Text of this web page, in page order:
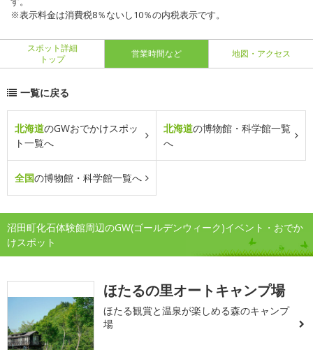
※表示料金は消費税8％ないし10％の内税表示です。
スポット詳細
トップ
営業時間など 地図・アクセス
一覧に戻る
北海道のGWおでかけスポッ
ト一覧へ
北海道の博物館・科学館一覧
へ
全国の博物館・科学館一覧へ
沼田町化石体験館周辺のGW(ゴールデンウィーク)イベント・おでか
けスポット
ほたるの里オートキャンプ場
ほたる観賞と温泉が楽しめる森のキャンプ
場